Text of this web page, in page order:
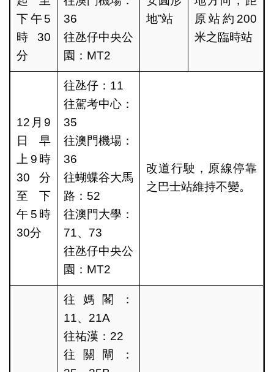
下午5
時30
分
36
往氹仔中央公
園：MT2
地”站
原站約200
米之臨時站
12月9
日早
上9時
30分
至下
午5時
30分
往氹仔：11
往駕考中心：
35
往澳門機場：
36
往蝴蝶谷大馬
路：52
往澳門大學：
71、73
往氹仔中央公
園：MT2
改道行駛，原線停靠
之巴士站維持不變。
往媽閣：
11、21A
往祐漢：22
往關閘：